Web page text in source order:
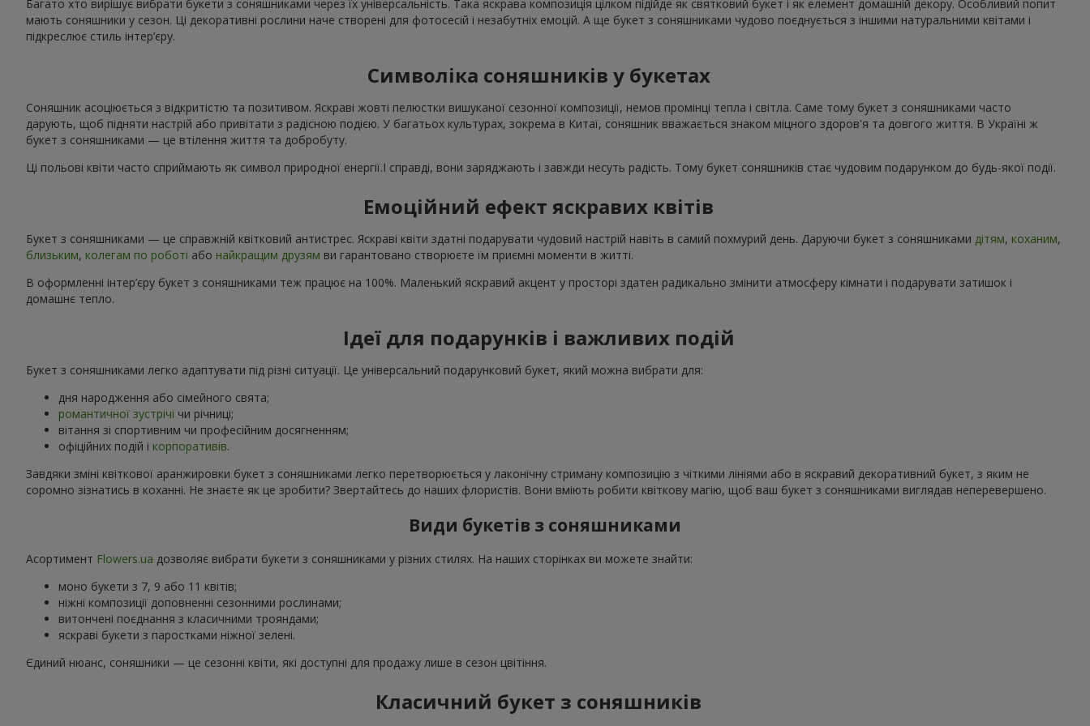
Багато хто вирішує вибрати букети з соняшниками через їх універсальність. Така яскрава композиція цілком підійде як святковий букет і як елемент домашній декору. Особливий попит
мають соняшники у сезон. Ці декоративні рослини наче створені для фотосесій і незабутніх емоцій. А ще букет з соняшниками чудово поєднується з іншими натуральними квітами і
підкреслює стиль інтер’єру.
Символіка соняшників у букетах
Соняшник асоціюється з відкритістю та позитивом. Яскраві жовті пелюстки вишуканої сезонної композиції, немов промінці тепла і світла. Саме тому букет з соняшниками часто
дарують, щоб підняти настрій або привітати з радісною подією. У багатьох культурах, зокрема в Китаї, соняшник вважається знаком міцного здоров'я та довгого життя. В Україні ж
букет з соняшниками — це втілення життя та добробуту.
Ці польові квіти часто сприймають як символ природної енергії.І справді, вони заряджають і завжди несуть радість. Тому букет соняшників стає чудовим подарунком до будь-якої події.
Емоційний ефект яскравих квітів
Букет з соняшниками — це справжній квітковий антистрес. Яскраві квіти здатні подарувати чудовий настрій навіть в самий похмурий день. Даруючи букет з соняшниками дітям, коханим,
близьким, колегам по роботі або найкращим друзям ви гарантовано створюєте їм приємні моменти в житті.
В оформленні інтер’єру букет з соняшниками теж працює на 100%. Маленький яскравий акцент у просторі здатен радикально змінити атмосферу кімнати і подарувати затишок і
домашнє тепло.
Ідеї для подарунків і важливих подій
Букет з соняшниками легко адаптувати під різні ситуації. Це універсальний подарунковий букет, який можна вибрати для:
дня народження або сімейного свята;
романтичної зустрічі чи річниці;
вітання зі спортивним чи професійним досягненням;
офіційних подій і корпоративів.
Завдяки зміні квіткової аранжировки букет з соняшниками легко перетворюється у лаконічну стриману композицію з чіткими лініями або в яскравий декоративний букет, з яким не
соромно зізнатись в коханні. Не знаєте як це зробити? Звертайтесь до наших флористів. Вони вміють робити квіткову магію, щоб ваш букет з соняшниками виглядав неперевершено.
Види букетів з соняшниками
Асортимент Flowers.ua дозволяє вибрати букети з соняшниками у різних стилях. На наших сторінках ви можете знайти:
моно букети з 7, 9 або 11 квітів;
ніжні композиції доповненні сезонними рослинами;
витончені поєднання з класичними трояндами;
яскраві букети з паростками ніжної зелені.
Єдиний нюанс, соняшники — це сезонні квіти, які доступні для продажу лише в сезон цвітіння.
Класичний букет з соняшників